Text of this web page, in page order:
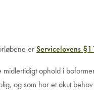
erServicelovens
midlertidigt ophold i
og som har et akut